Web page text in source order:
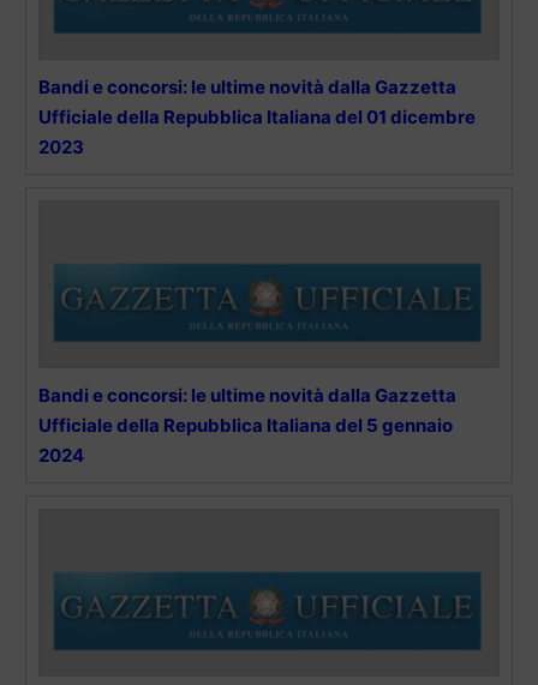
Bandi e concorsi: le ultime novità dalla Gazzetta
Ufficiale della Repubblica Italiana del 01 dicembre
2023
Bandi e concorsi: le ultime novità dalla Gazzetta
Ufficiale della Repubblica Italiana del 5 gennaio
2024